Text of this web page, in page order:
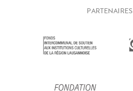
PARTENAIRES